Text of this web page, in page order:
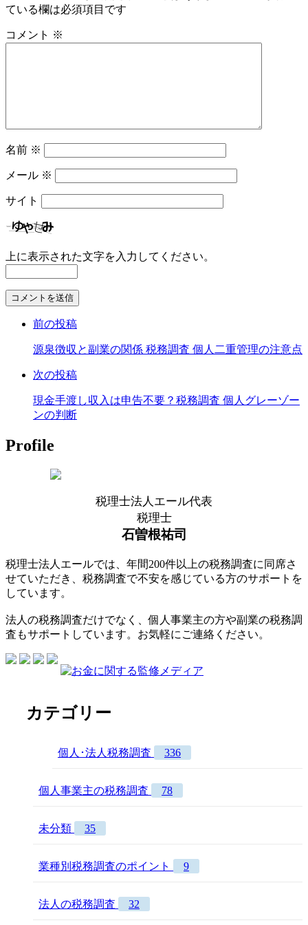
ている欄は必須項目です
コメント ※
名前 ※
メール ※
サイト
上に表示された文字を入力してください。
コ
す
前の投稿
源泉徴収と副業の関係 税務調査 個人二重管理の注意点
次の投稿
現金手渡し収入は申告不要？税務調査 個人グレーゾー
ンの判断
Profile
税理士法人エール代表
税理士
石曽根祐司
税理士法人エールでは、年間200件以上の税務調査に同席さ
せていただき、税務調査で不安を感じている方のサポートを
しています。
法人の税務調査だけでなく、個人事業主の方や副業の税務調
査もサポートしています。お気軽にご連絡ください。
カテゴリー
個人･法人税務調査 336
個人事業主の税務調査 78
未分類 35
業種別税務調査のポイント 9
法人の税務調査 32